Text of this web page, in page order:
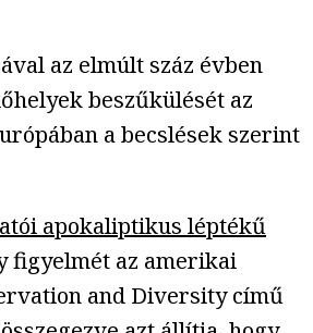
az elmúlt száz évben
beszűkülését az
a becslések szerint
apokaliptikus léptékű
figyelmét az amerikai
and Diversity című